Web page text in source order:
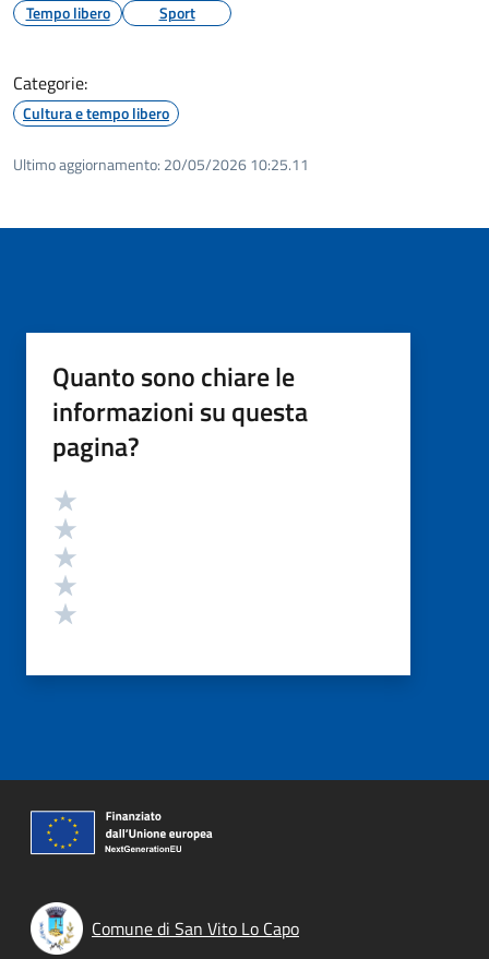
Tempo libero Sport
Categorie:
Cultura e tempo libero
Ultimo aggiornamento: 20/05/2026 10:25.11
Quanto sono chiare le
informazioni su questa
pagina?
Valutazione
Comune di San Vito Lo Capo